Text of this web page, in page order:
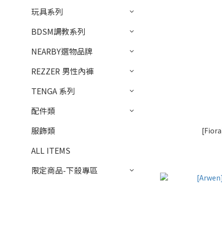
玩具系列
BDSM調教系列
NEARBY選物品牌
REZZER 男性內褲
TENGA 系列
配件類
服飾類
ALL ITEMS
限定商品-下殺專區